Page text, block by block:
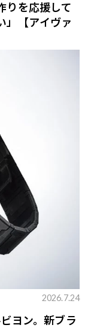
りを応援して
」【アイヴァ
2026.7.24
ヨン。新ブラ